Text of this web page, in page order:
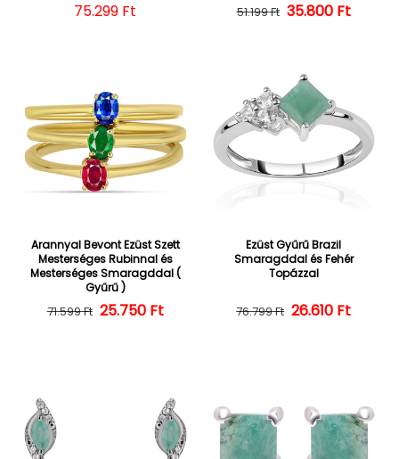
Normál ár
75.299 Ft Normál ár
51.199 Ft 35.800 Ft
Arannyal Bevont Ezüst Szett
Mesterséges Rubinnal és
Mesterséges Smaragddal (
Gyűrű )
Normál ár
71.599 Ft Kedvezményes ár
25.750 Ft
Ezüst Gyűrű Brazil
Smaragddal és Fehér
Topázzal
Normál ár
76.799 Ft 26.610 Ft